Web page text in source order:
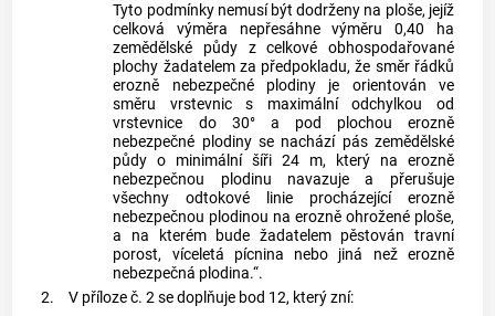
Tyto podmínky nemusí být dodrženy na ploše, jejíž
celková výměra nepřesáhne výměru 0,40 ha
zemědělské půdy z celkové obhospodařované
plochy žadatelem za předpokladu, že směr řádků
erozně nebezpečné plodiny je orientován ve
směru vrstevnic s maximální odchylkou od
vrstevnice do 30° a pod plochou erozně
nebezpečné plodiny se nachází pás zemědělské
půdy o minimální šíři 24 m, který na erozně
nebezpečnou plodinu navazuje a přerušuje
všechny odtokové linie procházející erozně
nebezpečnou plodinou na erozně ohrožené ploše,
a na kterém bude žadatelem pěstován travní
porost, víceletá pícnina nebo jiná než erozně
nebezpečná plodina.“.
2.
V příloze č. 2 se doplňuje bod 12, který zní: